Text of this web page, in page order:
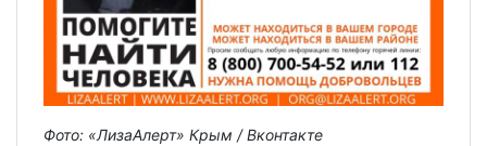
Фото: «ЛизаАлерт» Крым / Вконтакте